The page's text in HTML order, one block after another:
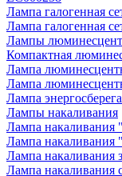
Лампа галогенная
Лампа галогенная
Лампы
Компактная
Лампа
Лампа
Лампа
Лампы накаливания
Лампа накаливания
Лампа накаливания
Лампа накаливания
Лампа накаливания